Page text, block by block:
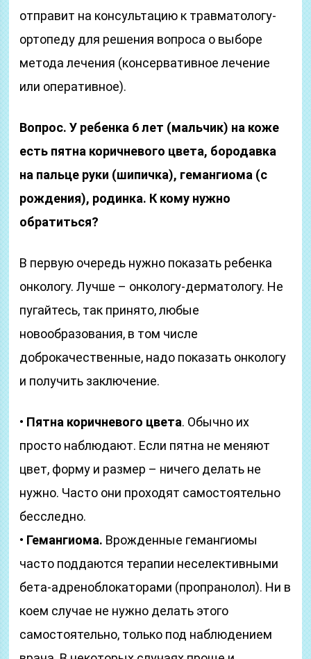
отправит на консультацию к травматологу-
ортопеду для решения вопроса о выборе
метода лечения (консервативное лечение
или оперативное).
Вопрос. У ребенка 6 лет (мальчик) на коже
есть пятна коричневого цвета, бородавка
на пальце руки (шипичка), гемангиома (с
рождения), родинка. К кому нужно
обратиться?
В первую очередь нужно показать ребенка
онкологу. Лучше – онкологу-дерматологу. Не
пугайтесь, так принято, любые
новообразования, в том числе
доброкачественные, надо показать онкологу
и получить заключение.
• Пятна коричневого цвета. Обычно их
просто наблюдают. Если пятна не меняют
цвет, форму и размер – ничего делать не
нужно. Часто они проходят самостоятельно
бесследно.
• Гемангиома. Врожденные гемангиомы
часто поддаются терапии неселективными
бета-адреноблокаторами (пропранолол). Ни в
коем случае не нужно делать этого
самостоятельно, только под наблюдением